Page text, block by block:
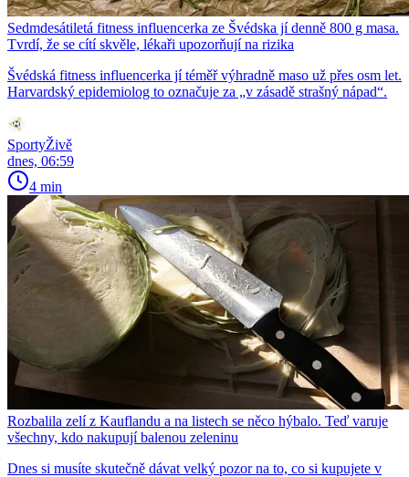
Sedmdesátiletá fitness influencerka ze Švédska jí denně 800 g masa.
Tvrdí, že se cítí skvěle, lékaři upozorňují na rizika
Švédská fitness influencerka jí téměř výhradně maso už přes osm let.
Harvardský epidemiolog to označuje za „v zásadě strašný nápad“.
SportyŽivě
dnes, 06:59
4 min
Rozbalila zelí z Kauflandu a na listech se něco hýbalo. Teď varuje
všechny, kdo nakupují balenou zeleninu
Dnes si musíte skutečně dávat velký pozor na to, co si kupujete v